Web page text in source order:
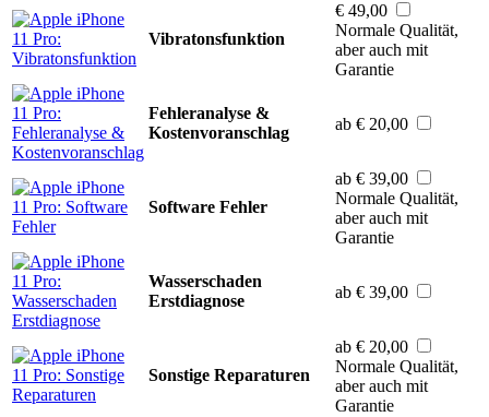
Vibratonsfunktion
€ 49,00
Normale Qualität,
aber auch mit
Garantie
Fehleranalyse &
Kostenvoranschlag
ab € 20,00
Software Fehler
ab € 39,00
Normale Qualität,
aber auch mit
Garantie
Wasserschaden
Erstdiagnose
ab € 39,00
Sonstige Reparaturen
ab € 20,00
Normale Qualität,
aber auch mit
Garantie